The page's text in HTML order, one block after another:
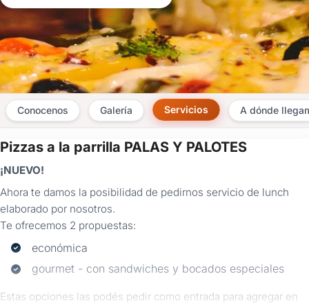
Conocenos Galería Servicios A dónde
Pizzas a la parrilla PALAS Y PALOTES
¡NUEVO!
Ahora te damos la posibilidad de pedirnos servicio de lunch
elaborado por nosotros.
Te ofrecemos 2 propuestas:
económica
gourmet - con sandwiches y bocados especiales
Estas opciones las podés pedir como entrada para agregar en
×
¿Ya
tenés
Iniciá
sesión
aquí